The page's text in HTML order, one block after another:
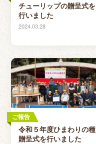
チューリップの贈呈式を
行いました
2024.03.28
ご報告
令和５年度ひまわりの種
贈呈式を行いました